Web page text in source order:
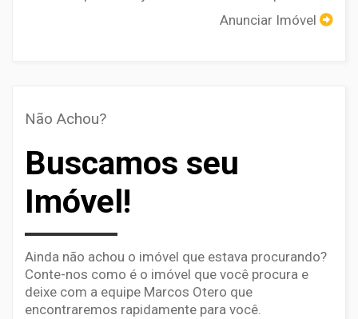
Anunciar Imóvel
Não Achou?
Buscamos seu
Imóvel!
Ainda não achou o imóvel que estava procurando?
Conte-nos como é o imóvel que você procura e
deixe com a equipe Marcos Otero que
encontraremos rapidamente para você.